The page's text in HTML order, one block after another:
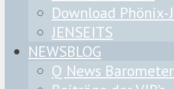
Download Phönix-
JENSEITS
NEWSBLOG
Q News Barometer